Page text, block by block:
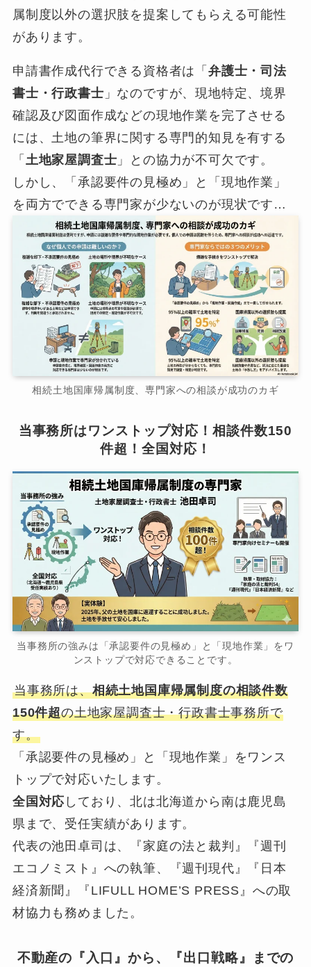
属制度以外の選択肢を提案してもらえる可能性
があります。
申請書作成代行できる資格者は「弁護士・司法
書士・行政書士 」なのですが、現地特定、境界
確認及び図面作成などの現地作業を完了させる
には、土地の筆界に関する専門的知見を有する
「 土地家屋調査士 」との協力が不可欠です。
しかし、「承認要件の見極め」と「現地作業」
を両方でできる専門家が少ないのが現状です…
相続土地国庫帰属制度、専門家への相談が成功のカギ
当事務所はワンストップ対応！相談件数150
件超！全国対応！
当事務所の強みは「承認要件の見極め」と「現地作業」をワ
ンストップで対応できることです。
当事務所は、相続土地国庫帰属制度の相談件数
150件超の土地家屋調査士・行政書士事務所で
す。
「承認要件の見極め」と「現地作業」をワンス
トップで対応いたします。
全国対応 しており、北は北海道から南は鹿児島
県まで、受任実績があります。
代表の池田卓司は、『家庭の法と裁判』『週刊
エコノミスト』への執筆、『週刊現代』『日本
経済新聞』『LIFULL HOME’S PRESS』への取
材協力も務めました。
不動産の『入口』から、『出口戦略』までの